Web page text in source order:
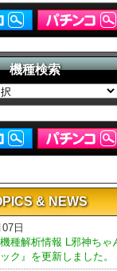
機種検索
& NEWS
日
機種解析情報 L邪神ちゃ
ク』を更新しました。